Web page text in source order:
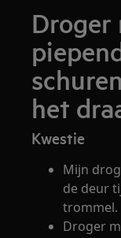
Droger
het
Kwestie
Mijn
de deur
trommel.
Droger